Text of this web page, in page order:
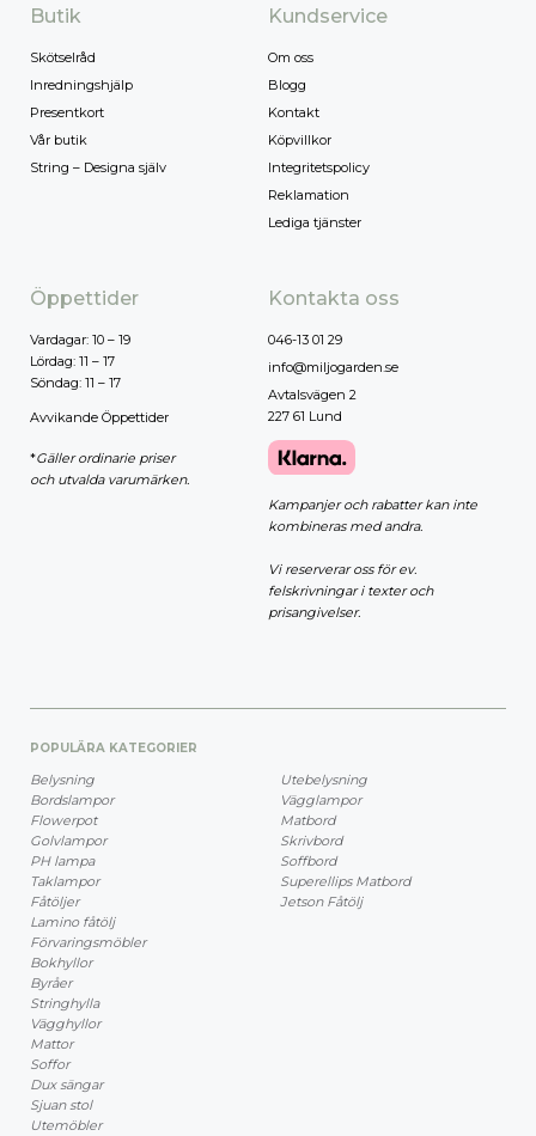
Butik
Skötselråd
Inredningshjälp
Presentkort
Vår butik
String – Designa själv
Kundservice
Om oss
Blogg
Kontakt
Köpvillkor
Integritetspolicy
Reklamation
Lediga tjänster
Öppettider
Vardagar: 10 – 19
Lördag: 11 – 17
Söndag: 11 – 17
Avvikande Öppettider
*Gäller ordinarie priser
och utvalda varumärken.
Kontakta oss
046-13 01 29
info@miljogarden.se
Avtalsvägen 2
227 61 Lund
Kampanjer och rabatter kan inte
kombineras med andra.
Vi reserverar oss för ev.
felskrivningar i texter och
prisangivelser.
POPULÄRA KATEGORIER
Belysning
Bordslampor
Flowerpot
Golvlampor
PH lampa
Taklampor
Fåtöljer
Lamino fåtölj
Förvaringsmöbler
Bokhyllor
Byråer
Stringhylla
Vägghyllor
Mattor
Soffor
Dux sängar
Sjuan stol
Utemöbler
Utebelysning
Vägglampor
Matbord
Skrivbord
Soffbord
Superellips Matbord
Jetson Fåtölj